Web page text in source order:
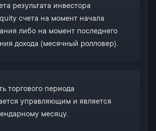
результата инвестора
счета на момент начала
либо на момент последнего
дохода (месячный ролловер).
торгового периода
управляющим и является
месяцу.